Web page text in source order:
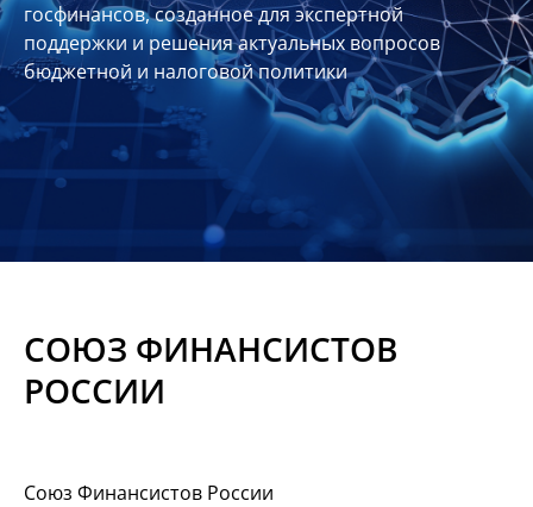
Участники
Планы
отчеты
Контакты
Материалы
госфинансов, созданное для экспертной
поддержки и решения актуальных вопросов
бюджетной и налоговой политики
СОЮЗ ФИНАНСИСТОВ
РОССИИ
Союз Финансистов России